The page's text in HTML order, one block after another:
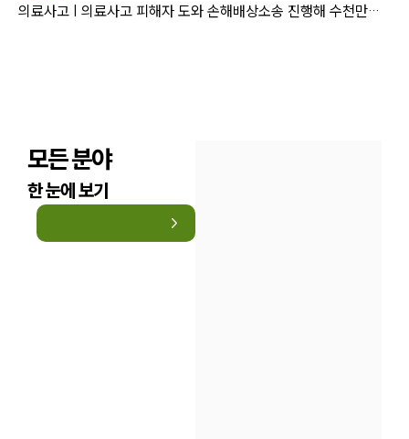
의료사고 | 의료사고 피해자 도와 손해배상소송 진행해 수천만원 인용
모든 분야
한 눈에 보기